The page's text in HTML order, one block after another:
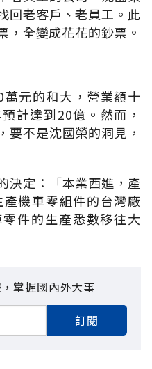
回老客戶、老員工。此
，全變成花花的鈔票。
元的和大，營業額十
計達到20億。然而，
要不是沈國榮的洞見，
決定：「本業西進，產
機車零組件的台灣廠
件的生產悉數移往大
掌握國內外大事
訂閱